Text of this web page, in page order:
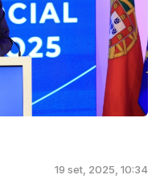
19 set, 2025, 10:34